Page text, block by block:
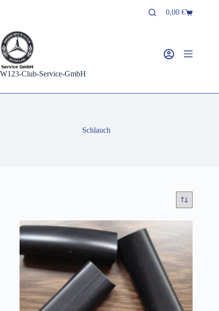
Warenkorb
0,00€
W123-Club-Service-GmbH
Schlauch